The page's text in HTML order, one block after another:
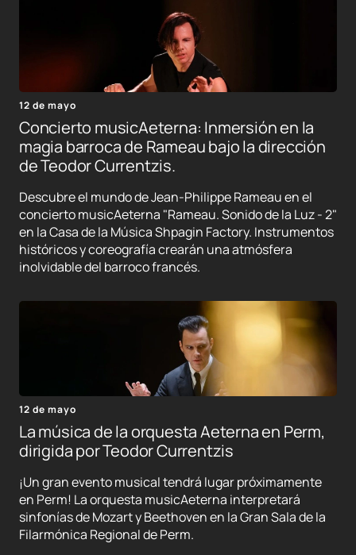
12 de mayo
Concierto musicAeterna: Inmersión en la
magia barroca de Rameau bajo la dirección
de Teodor Currentzis.
Descubre el mundo de Jean-Philippe Rameau en el
concierto musicAeterna "Rameau. Sonido de la Luz - 2"
en la Casa de la Música Shpagin Factory. Instrumentos
históricos y coreografía crearán una atmósfera
inolvidable del barroco francés.
12 de mayo
La música de la orquesta Aeterna en Perm,
dirigida por Teodor Currentzis
¡Un gran evento musical tendrá lugar próximamente
en Perm! La orquesta musicAeterna interpretará
sinfonías de Mozart y Beethoven en la Gran Sala de la
Filarmónica Regional de Perm.